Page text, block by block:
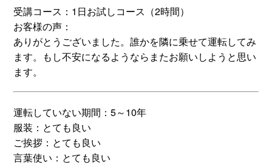
プログラム
お客様の声 コラム&トピックス
出張地域
受講コース：1日お試しコース（2時間）
お客様の声：
ありがとうございました。誰かを隣に乗せて運転してみ
ます。もし不安になるようならまたお願いしようと思い
ます。
運転していない期間：5～10年
服装：とても良い
ご挨拶：とても良い
言葉使い：とても良い